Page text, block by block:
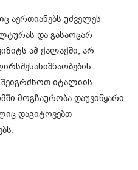
აერთიანებს უძველეს
და გასაოცარ
ამ ქალაქში, არ
იტალიის
მოგზაურობა დაუვიწყარი
დაგიტოვებთ